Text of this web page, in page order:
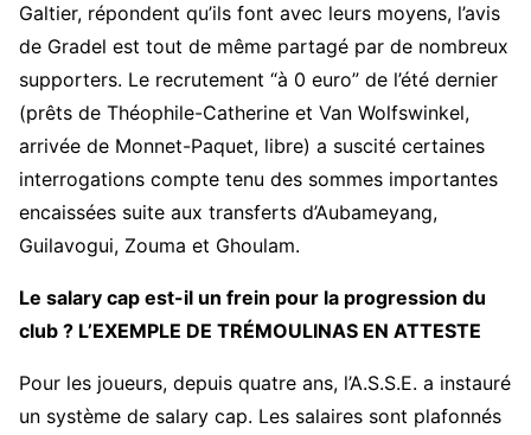
Galtier, répondent qu’ils font avec leurs moyens, l’avis
de Gradel est tout de même partagé par de nombreux
supporters. Le recrutement “à 0 euro” de l’été dernier
(prêts de Théophile-Catherine et Van Wolfswinkel,
arrivée de Monnet-Paquet, libre) a suscité certaines
interrogations compte tenu des sommes importantes
encaissées suite aux transferts d’Aubameyang,
Guilavogui, Zouma et Ghoulam.
Le salary cap est-il un frein pour la progression du
club ? L’EXEMPLE DE TRÉMOULINAS EN ATTESTE
Pour les joueurs, depuis quatre ans, l’A.S.S.E. a instauré
un système de salary cap. Les salaires sont plafonnés